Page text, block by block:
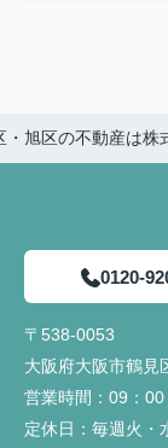
・旭区の不動産は株
0120-
〒538-0053
大阪府大阪市鶴見
営業時間： 09：
定休日： 毎週火・